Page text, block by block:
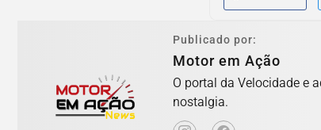
Publicado por:
Motor em Ação
O portal da Velocidade e
nostalgia.